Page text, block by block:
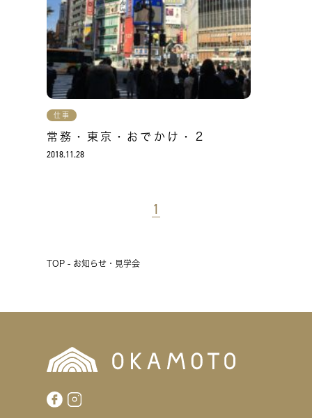
仕事
常務・東京・おでかけ・２
2018.11.28
1
TOP - お知らせ・見学会